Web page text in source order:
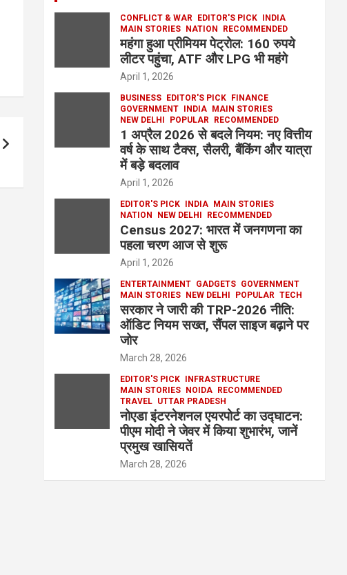
CONFLICT & WAR EDITOR'S PICK INDIA
MAIN STORIES NATION RECOMMENDED
महंगा हुआ प्रीमियम पेट्रोल: 160 रुपये
लीटर पहुंचा, ATF और LPG भी महंगे
April 1, 2026
BUSINESS EDITOR'S PICK FINANCE
GOVERNMENT INDIA MAIN STORIES
NEW DELHI
POPULAR RECOMMENDED
1 अप्रैल 2026 से बदले नियम: नए वित्तीय
वर्ष के साथ टैक्स, सैलरी, बैंकिंग और यात्रा
में बड़े बदलाव
April 1, 2026
EDITOR'S PICK INDIA MAIN STORIES
NATION
NEW DELHI RECOMMENDED
Census 2027: भारत में जनगणना का
पहला चरण आज से शुरू
April 1, 2026
ENTERTAINMENT GADGETS GOVERNMENT
MAIN STORIES NEW DELHI POPULAR TECH
सरकार ने जारी की TRP-2026 नीति:
ऑडिट नियम सख्त, सैंपल साइज बढ़ाने पर
जोर
March 28, 2026
EDITOR'S PICK INFRASTRUCTURE
MAIN STORIES NOIDA RECOMMENDED
TRAVEL UTTAR PRADESH
नोएडा इंटरनेशनल एयरपोर्ट का उद्घाटन:
पीएम मोदी ने जेवर में किया शुभारंभ, जानें
प्रमुख खासियतें
March 28, 2026